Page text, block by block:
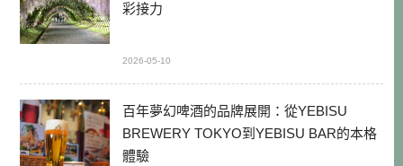
彩接力
2026-05-10
百年夢幻啤酒的品牌展開：從YEBISU
BREWERY TOKYO到YEBISU BAR的本格
體驗